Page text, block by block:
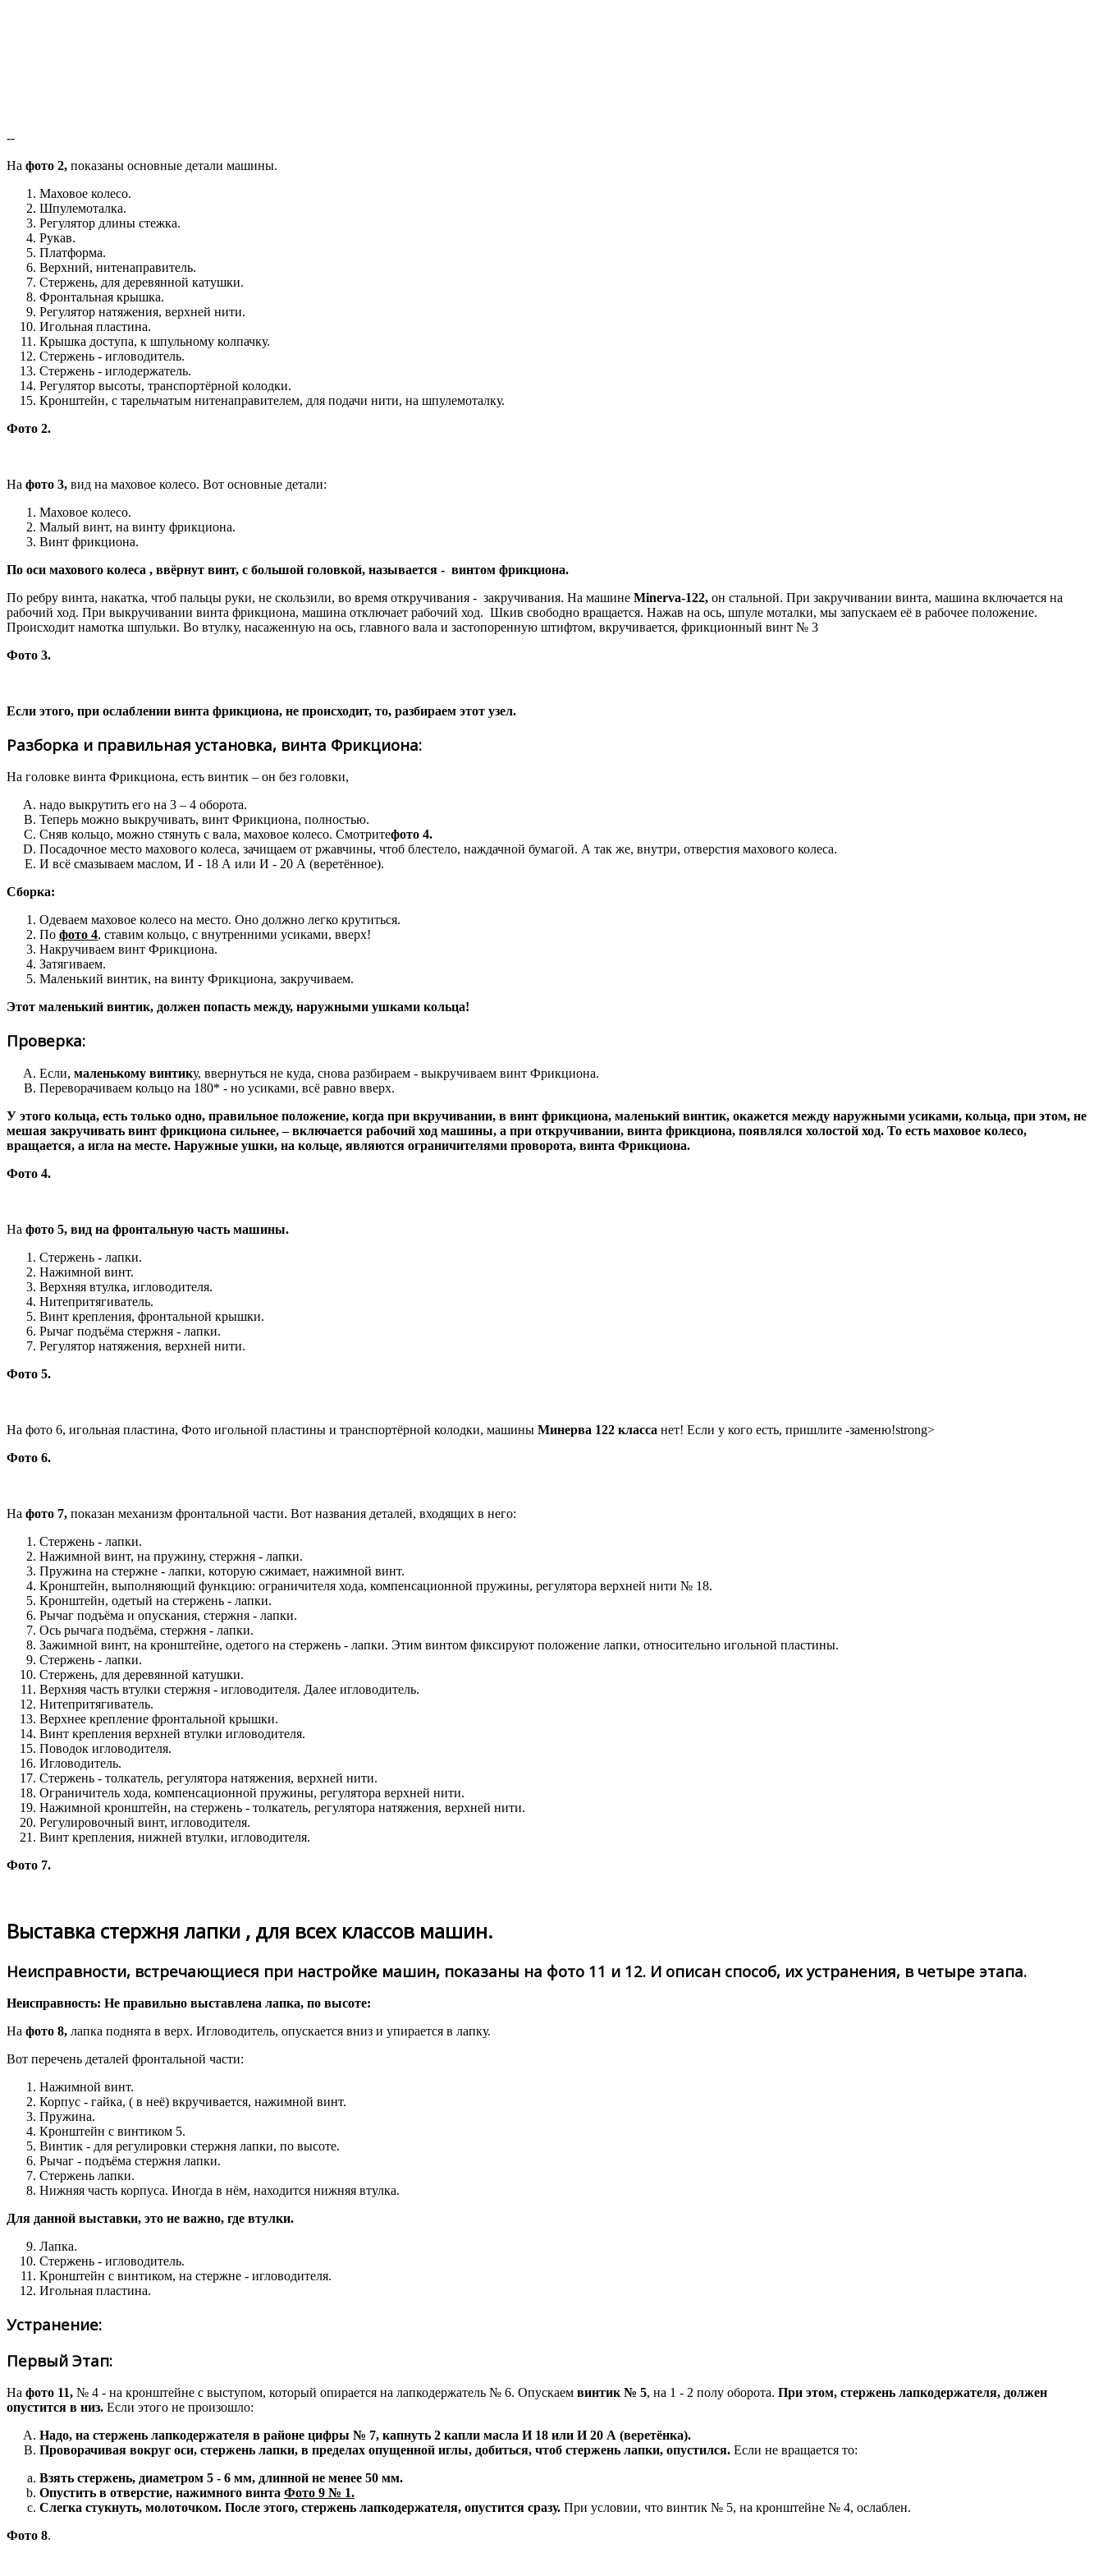
--
На фото 2, показаны основные детали машины.
Маховое колесо.
Шпулемоталка.
Регулятор длины стежка.
Рукав.
Платформа.
Верхний, нитенаправитель.
Стержень, для деревянной катушки.
Фронтальная крышка.
Регулятор натяжения, верхней нити.
Игольная пластина.
Крышка доступа, к шпульному колпачку.
Стержень - игловодитель.
Стержень - иглодержатель.
Регулятор высоты, транспортёрной колодки.
Кронштейн, с тарельчатым нитенаправителем, для подачи нити, на шпулемоталку.
Фото 2.
На фото 3, вид на маховое колесо. Вот основные детали:
Маховое колесо.
Малый винт, на винту фрикциона.
Винт фрикциона.
По оси махового колеса , ввёрнут винт, с большой головкой, называется - винтом фрикциона.
По ребру винта, накатка, чтоб пальцы руки, не скользили, во время откручивания - закручивания. На машине Minerva-122, он стальной. При закручивании винта, машина включается на
рабочий ход. При выкручивании винта фрикциона, машина отключает рабочий ход. Шкив свободно вращается. Нажав на ось, шпуле моталки, мы запускаем её в рабочее положение.
Происходит намотка шпульки. Во втулку, насаженную на ось, главного вала и застопоренную штифтом, вкручивается, фрикционный винт № 3
Фото 3.
Если этого, при ослаблении винта фрикциона, не происходит, то, разбираем этот узел.
Разборка и правильная установка, винта Фрикциона:
На головке винта Фрикциона, есть винтик – он без головки,
надо выкрутить его на 3 – 4 оборота.
Теперь можно выкручивать, винт Фрикциона, полностью.
Сняв кольцо, можно стянуть с вала, маховое колесо. Смотритефото 4.
Посадочное место махового колеса, зачищаем от ржавчины, чтоб блестело, наждачной бумагой. А так же, внутри, отверстия махового колеса.
И всё смазываем маслом, И - 18 А или И - 20 А (веретённое).
Сборка:
Одеваем маховое колесо на место. Оно должно легко крутиться.
По фото 4, ставим кольцо, с внутренними усиками, вверх!
Накручиваем винт Фрикциона.
Затягиваем.
Маленький винтик, на винту Фрикциона, закручиваем.
Этот маленький винтик, должен попасть между, наружными ушками кольца!
Проверка:
Если, маленькому винтику, ввернуться не куда, снова разбираем - выкручиваем винт Фрикциона.
Переворачиваем кольцо на 180* - но усиками, всё равно вверх.
У этого кольца, есть только одно, правильное положение, когда при вкручивании, в винт фрикциона, маленький винтик, окажется между наружными усиками, кольца, при этом, не
мешая закручивать винт фрикциона сильнее, – включается рабочий ход машины, а при откручивании, винта фрикциона, появлялся холостой ход. То есть маховое колесо,
вращается, а игла на месте. Наружные ушки, на кольце, являются ограничителями проворота, винта Фрикциона.
Фото 4.
На фото 5, вид на фронтальную часть машины.
Стержень - лапки.
Нажимной винт.
Верхняя втулка, игловодителя.
Нитепритягиватель.
Винт крепления, фронтальной крышки.
Рычаг подъёма стержня - лапки.
Регулятор натяжения, верхней нити.
Фото 5.
На фото 6, игольная пластина, Фото игольной пластины и транспортёрной колодки, машины Минерва 122 класса нет! Если у кого есть, пришлите -заменю!strong>
Фото 6.
На фото 7, показан механизм фронтальной части. Вот названия деталей, входящих в него:
Стержень - лапки.
Нажимной винт, на пружину, стержня - лапки.
Пружина на стержне - лапки, которую сжимает, нажимной винт.
Кронштейн, выполняющий функцию: ограничителя хода, компенсационной пружины, регулятора верхней нити № 18.
Кронштейн, одетый на стержень - лапки.
Рычаг подъёма и опускания, стержня - лапки.
Ось рычага подъёма, стержня - лапки.
Зажимной винт, на кронштейне, одетого на стержень - лапки. Этим винтом фиксируют положение лапки, относительно игольной пластины.
Стержень - лапки.
Стержень, для деревянной катушки.
Верхняя часть втулки стержня - игловодителя. Далее игловодитель.
Нитепритягиватель.
Верхнее крепление фронтальной крышки.
Винт крепления верхней втулки игловодителя.
Поводок игловодителя.
Игловодитель.
Стержень - толкатель, регулятора натяжения, верхней нити.
Ограничитель хода, компенсационной пружины, регулятора верхней нити.
Нажимной кронштейн, на стержень - толкатель, регулятора натяжения, верхней нити.
Регулировочный винт, игловодителя.
Винт крепления, нижней втулки, игловодителя.
Фото 7.
Выставка стержня лапки , для всех классов машин.
Неисправности, встречающиеся при настройке машин, показаны на фото 11 и 12. И описан способ, их устранения, в четыре этапа.
Неисправность: Не правильно выставлена лапка, по высоте:
На фото 8, лапка поднята в верх. Игловодитель, опускается вниз и упирается в лапку.
Вот перечень деталей фронтальной части:
Нажимной винт.
Корпус - гайка, ( в неё) вкручивается, нажимной винт.
Пружина.
Кронштейн с винтиком 5.
Винтик - для регулировки стержня лапки, по высоте.
Рычаг - подъёма стержня лапки.
Стержень лапки.
Нижняя часть корпуса. Иногда в нём, находится нижняя втулка.
Для данной выставки, это не важно, где втулки.
Лапка.
Стержень - игловодитель.
Кронштейн с винтиком, на стержне - игловодителя.
Игольная пластина.
Устранение:
Первый Этап:
На фото 11, № 4 - на кронштейне с выступом, который опирается на лапкодержатель № 6. Опускаем винтик № 5, на 1 - 2 полу оборота. При этом, стержень лапкодержателя, должен
опустится в низ. Если этого не произошло:
Надо, на стержень лапкодержателя в районе цифры № 7, капнуть 2 капли масла И 18 или И 20 А (веретёнка).
Проворачивая вокруг оси, стержень лапки, в пределах опущенной иглы, добиться, чтоб стержень лапки, опустился. Если не вращается то:
Взять стержень, диаметром 5 - 6 мм, длинной не менее 50 мм.
Опустить в отверстие, нажимного винта Фото 9 № 1.
Слегка стукнуть, молоточком. После этого, стержень лапкодержателя, опустится сразу. При условии, что винтик № 5, на кронштейне № 4, ослаблен.
Фото 8.